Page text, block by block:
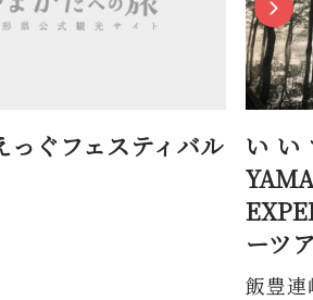
ル
いいでカヌーク
EXPERIENCE（白川
飯豊連峰の麓にある白川湖